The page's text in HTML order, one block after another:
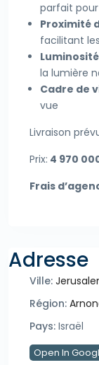
parfait
Proximité
facilitant
Luminosité
la lumière
Cadre de
vue
Livraison
Prix: 4 970
Frais
Adresse
Ville:
Région:
Pays: Israël
Open In